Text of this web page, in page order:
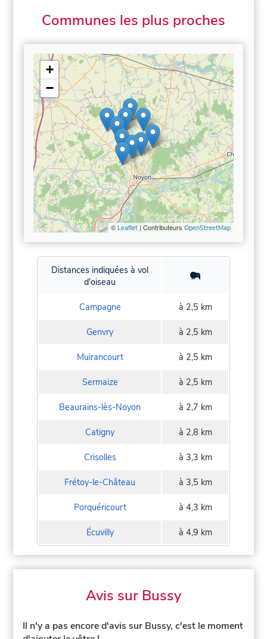
Communes les plus proches
+
−
© Leaflet| Contributeurs OpenStreetMap
Distances indiquées à vol
d'oiseau
Campagne à 2,5 km
Genvry à 2,5 km
Muirancourt à 2,5 km
Sermaize à 2,5 km
Beaurains-lès-Noyon à 2,7 km
Catigny à 2,8 km
Crisolles à 3,3 km
Frétoy-le-Château à 3,5 km
Porquéricourt à 4,3 km
Écuvilly à 4,9 km
Avis sur Bussy
Il n'y a pas encore d'avis sur Bussy, c'est le moment